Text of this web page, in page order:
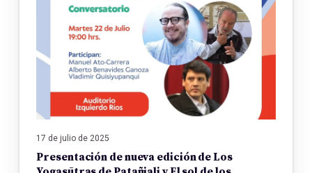
17 de julio de 2025
Presentación de nueva edición de Los